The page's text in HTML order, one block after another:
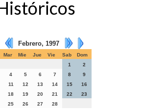
Febrero, 1997
Mar Mie Jue Vie Sab
Dom
1
2
4 5 6 7 8
9
11 12 13 14 15
16
18 19 20 21 22
23
25 26 27 28